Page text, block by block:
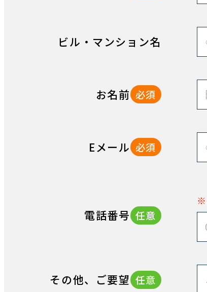
ビル・マンション名
お名前 必須
Eメール 必須
電話番号 任意
その他、ご要望 任意